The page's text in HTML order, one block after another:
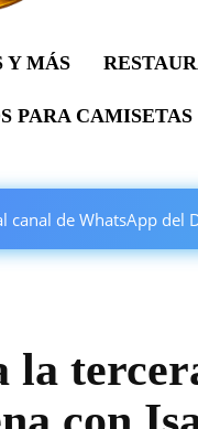
Y MÁS
PARA CAMISETAS
canal de WhatsApp del
la